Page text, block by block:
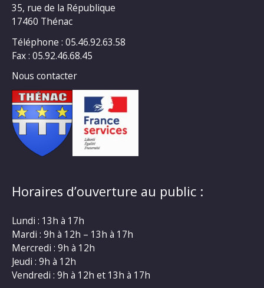
35, rue de la République
17460 Thénac
Téléphone : 05.46.92.63.58
Fax : 05.92.46.68.45
Nous contacter
Horaires d’ouverture au public :
Lundi : 13h à 17h
Mardi : 9h à 12h – 13h à 17h
Mercredi : 9h à 12h
Jeudi : 9h à 12h
Vendredi : 9h à 12h et 13h à 17h